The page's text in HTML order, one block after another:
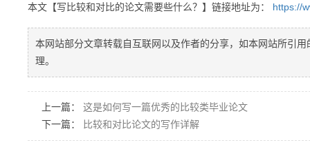
本文【写比较和对比的论文需要些什么？】链接地址为： https://
本网站部分文章转载自互联网以及作者的分享，如本网站所引
理。
上一篇： 这是如何写一篇优秀的比较类毕业论文
下一篇：
比较和对比论文的写作详解